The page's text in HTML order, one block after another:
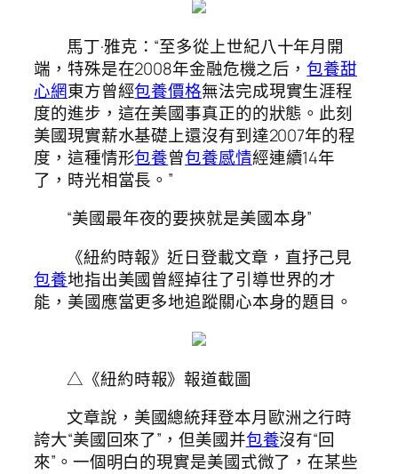
馬丁·雅克：“至多從上世紀八十年月開
端，特殊是在2008年金融危機之后，包養甜
心網東方曾經包養價格無法完成現實生涯程
度的進步，這在美國事真正的的狀態。此刻
美國現實薪水基礎上還沒有到達2007年的程
度，這種情形包養曾包養感情經連續14年
了，時光相當長。”
“美國最年夜的要挾就是美國本身”
《紐約時報》近日登載文章，直抒己見
包養地指出美國曾經掉往了引導世界的才
能，美國應當更多地追蹤關心本身的題目。
△《紐約時報》報道截圖
文章說，美國總統拜登本月歐洲之行時
誇大“美國回來了”，但美國并包養沒有“回
來”。一個明白的現實是美國式微了，在某些